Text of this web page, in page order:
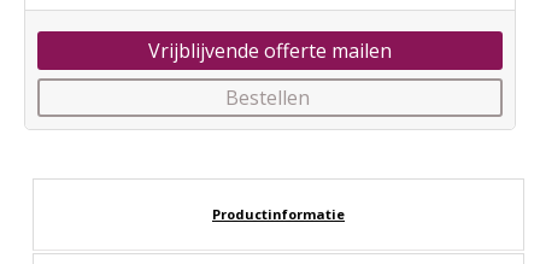
Vrijblijvende offerte mailen
Bestellen
Productinformatie